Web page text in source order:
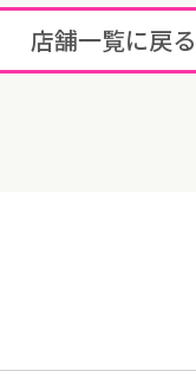
店舗一覧に戻る